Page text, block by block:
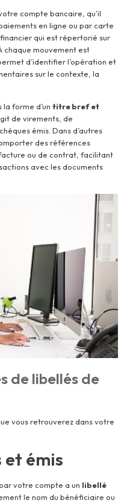
compte bancaire, qu’il
en ligne ou par carte
qui est répertorié sur
mouvement est
permet d’identifier l’opération et
sur le contexte, la
forme d’un titre bref et
de virements, de
émis. Dans d’autres
des références
ou de contrat, facilitant
avec les documents
de libellés de
vous retrouverez dans votre
et émis
votre compte a un libellé
le nom du bénéficiaire ou